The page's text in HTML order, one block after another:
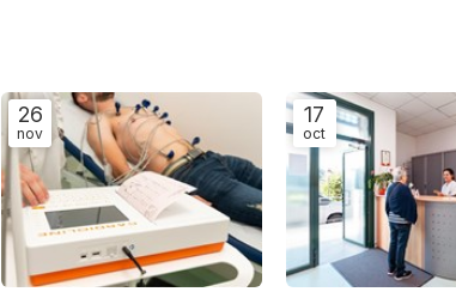
26
nov
17
oct